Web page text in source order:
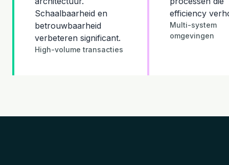
Schaalbaarheid en
betrouwbaarheid
verbeteren significant.
High-volume transacties
efficiency
Multi-system
omgevingen